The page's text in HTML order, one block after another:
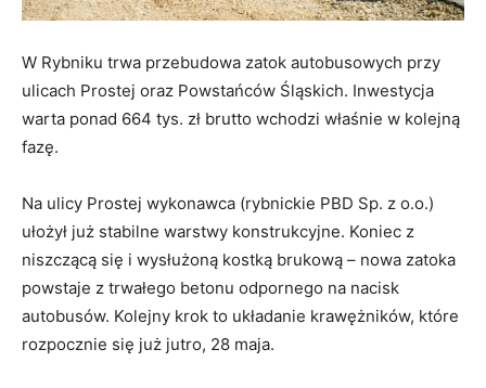
W Rybniku trwa przebudowa zatok autobusowych przy
ulicach Prostej oraz Powstańców Śląskich. Inwestycja
warta ponad 664 tys. zł brutto wchodzi właśnie w kolejną
fazę.
​Na ulicy Prostej wykonawca (rybnickie PBD Sp. z o.o.)
ułożył już stabilne warstwy konstrukcyjne. Koniec z
niszczącą się i wysłużoną kostką brukową – nowa zatoka
powstaje z trwałego betonu odpornego na nacisk
autobusów. Kolejny krok to układanie krawężników, które
rozpocznie się już jutro, 28 maja.